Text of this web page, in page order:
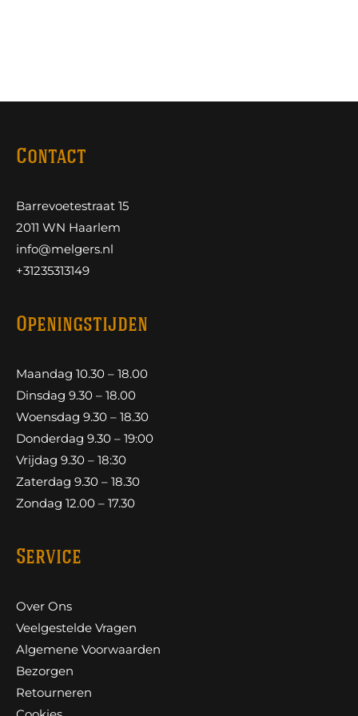
Contact
Barrevoetestraat 15
2011 WN Haarlem
info@melgers.nl
+31235313149
Openingstijden
Maandag 10.30 – 18.00
Dinsdag 9.30 – 18.00
Woensdag 9.30 – 18.30
Donderdag 9.30 – 19:00
Vrijdag 9.30 – 18:30
Zaterdag 9.30 – 18.30
Zondag 12.00 – 17.30
Service
Over Ons
Veelgestelde Vragen
Algemene Voorwaarden
Bezorgen
Retourneren